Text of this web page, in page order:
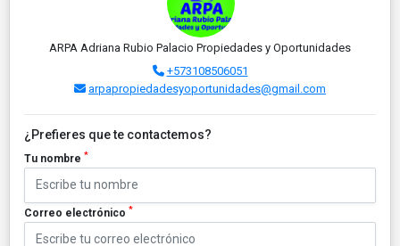
ARPA Adriana Rubio Palacio Propiedades y Oportunidades
+573108506051
arpapropiedadesyoportunidades@gmail.com
¿Prefieres que te contactemos?
Tu nombre *
Correo electrónico *